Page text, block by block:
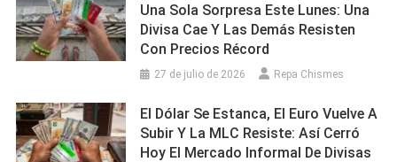
Una Sola Sorpresa Este Lunes: Una
Divisa Cae Y Las Demás Resisten
Con Precios Récord
27 de julio de 2026 Repa Chismes
El Dólar Se Estanca, El Euro Vuelve A
Subir Y La MLC Resiste: Así Cerró
Hoy El Mercado Informal De Divisas